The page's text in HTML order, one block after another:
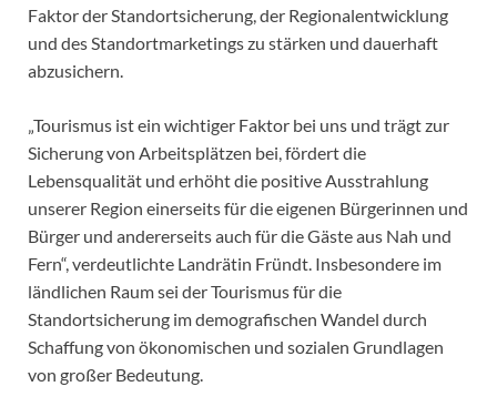
Faktor der Standortsicherung, der Regionalentwicklung
und des Standortmarketings zu stärken und dauerhaft
abzusichern.
„Tourismus ist ein wichtiger Faktor bei uns und trägt zur
Sicherung von Arbeitsplätzen bei, fördert die
Lebensqualität und erhöht die positive Ausstrahlung
unserer Region einerseits für die eigenen Bürgerinnen und
Bürger und andererseits auch für die Gäste aus Nah und
Fern“, verdeutlichte Landrätin Fründt. Insbesondere im
ländlichen Raum sei der Tourismus für die
Standortsicherung im demografischen Wandel durch
Schaffung von ökonomischen und sozialen Grundlagen
von großer Bedeutung.